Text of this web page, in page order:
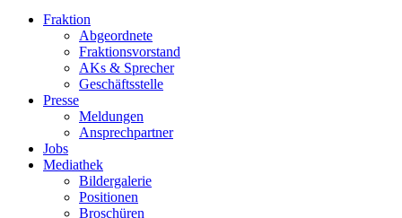
Fraktion
Abgeordnete
Fraktions­vorstand
AKs & Sprecher
Geschäftsstelle
Presse
Meldungen
Ansprechpartner
Jobs
Mediathek
Bildergalerie
Positionen
Broschüren